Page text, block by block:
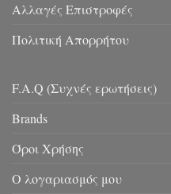
Αλλαγές Επιστροφές
Πολιτική Απορρήτου
F.A.Q (Συχνές ερωτήσεις)
Brands
Όροι Χρήσης
Ο λογαριασμός μου